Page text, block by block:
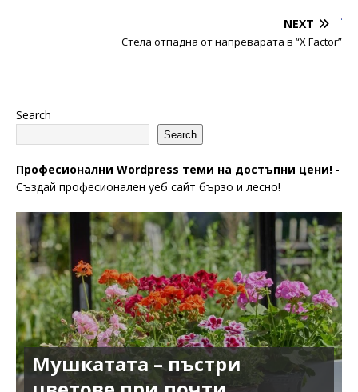
NEXT
Стела отпадна от напреварата в “X Factor”
Search
Search
Професионални Wordpress теми на достъпни цени! -
Създай професионален уеб сайт бързо и лесно!
Мушкатата – пъстри